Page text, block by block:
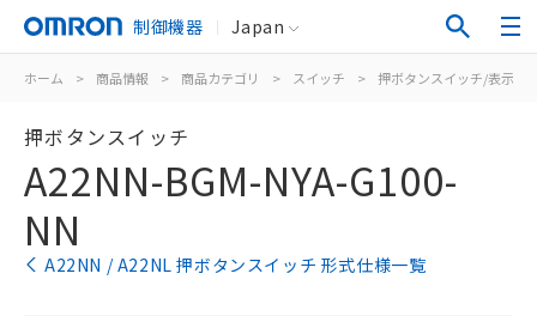
制御機器 Japan
ホーム > 商品情報 > 商品カテゴリ > スイッチ > 押ボタンスイッチ/表示灯
押ボタンスイッチ
A22NN-BGM-NYA-G100-
NN
A22NN / A22NL 押ボタンスイッチ 形式仕様一覧